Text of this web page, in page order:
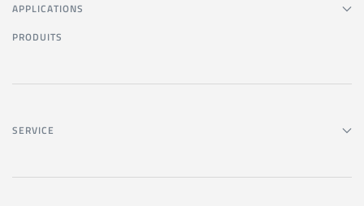
APPLICATIONS
PRODUITS
SERVICE